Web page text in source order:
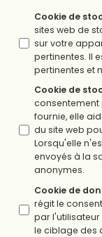
Cookie de
sites web de
sur votre
pertinentes. Il
pertinentes et
Cookie de
consentement
fournie, elle
du site web
Lorsqu'elle
envoyés à la
anonymes.
Cookie de
régit le
par l'utilisateur
le ciblage des